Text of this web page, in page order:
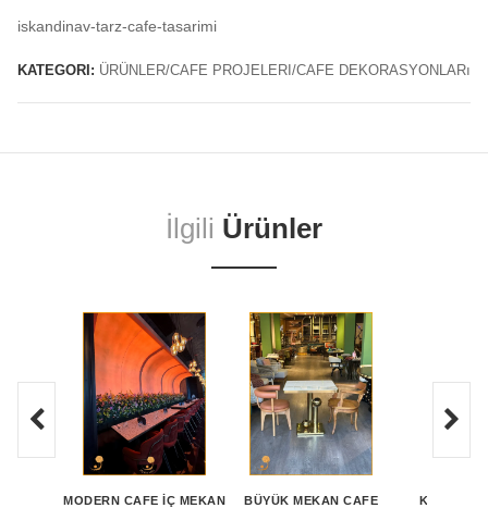
iskandinav-tarz-cafe-tasarimi
KATEGORI: ÜRÜNLER/CAFE PROJELERI/CAFE DEKORASYONLARı
İlgili Ürünler
MODERN CAFE İÇ MEKAN
BÜYÜK MEKAN CAFE
KAFE İÇIN